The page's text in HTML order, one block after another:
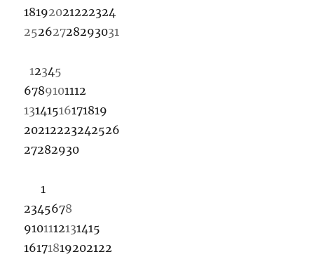
18192021222324
25262728293031
12345
6789101112
13141516171819
20212223242526
27282930
1
2345678
9101112131415
16171819202122